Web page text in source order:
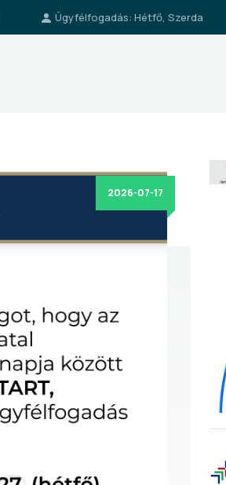
Ügyfélfogadás: Hétfő, Szerda
2026-07-17